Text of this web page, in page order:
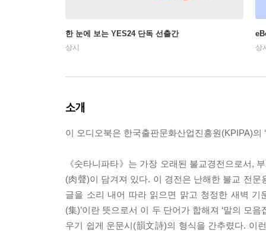
한 눈에 보는 YES24 단독 선출간
상시 상
소개
이 오디오북은 한국출판문화산업진흥원(KPIPA)의
《숫타니파타》는 가장 오래된 불교경전으로서,
(肉聲)이 담겨져 있다. 이 경전은 난해한 불교 전
글을 소리 내어 따라 읽으면 맑고 청정한 새벽 기
(集)’이란 뜻으로서 이 두 단어가 합해져 ‘말의 모
우기 쉽게 운문시(韻文詩)의 형식을 간추렸다. 이